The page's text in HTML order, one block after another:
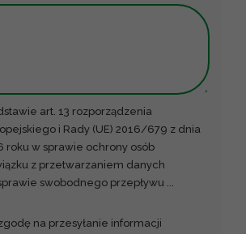
art. 13 rozporządzenia
i Rady (UE) 2016/679 z dnia
roku w sprawie ochrony osób
z przetwarzaniem danych
swobodnego przepływu ...
na przesyłanie informacji